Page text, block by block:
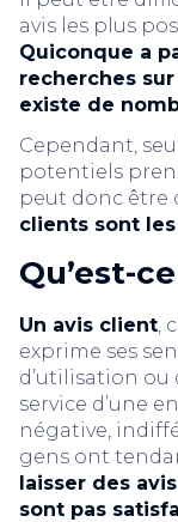
avis les plus
Quiconque a
recherches
existe de
Cependant,
potentiels
peut donc être
clients sont
Qu’est-
Un avis client,
exprime ses
d’utilisation ou
service d’une
négative,
gens ont
laisser des
sont pas